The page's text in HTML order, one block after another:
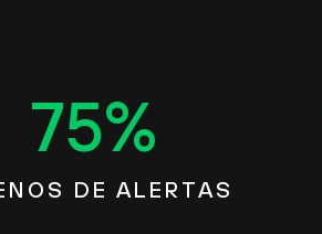
75%
DE ALERTAS